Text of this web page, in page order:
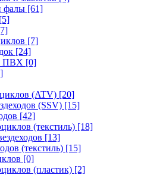
фалы [61]
[5]
[7]
[24]
ПВХ [0]
(ATV) [20]
(SSV) [15]
[42]
(текстиль) [18]
[13]
(текстиль) [15]
[0]
(пластик) [2]